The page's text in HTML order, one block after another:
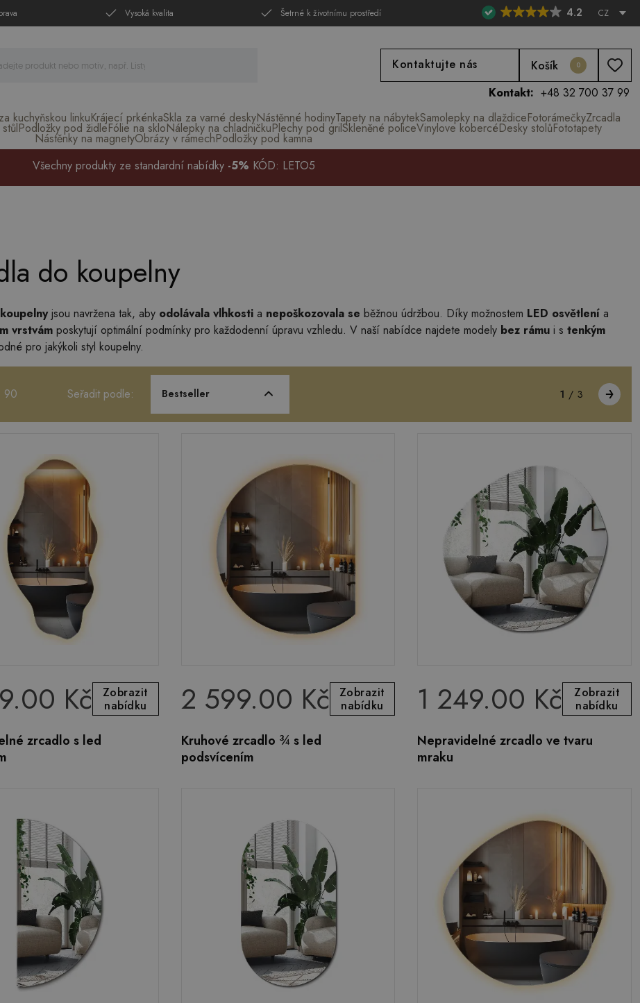
Vysoká kvalita Šetrné k životnímu prostředí 4.2 CZ
Kontaktujte nás Košík 0
Kontakt: +48 32 700 37 99
kuchyňskou linkuKrájecí prkénkaSkla za varné deskyNástěnné hodinyTapety na nábytekSamolepky na dlaždiceFotorámečkyZrcadla
Podložky pod židleFólie na skloNálepky na chladničkuPlechy pod grilSkleněné policeVinylove kobercéDesky stolůFototapety
Nástěnky na magnetyObrázy v rámechPodložky pod kamna
Všechny produkty ze standardní nabídky -5% KÓD: LETO5
do koupelny
jsou navržena tak, aby odolávala vlhkosti a nepoškozovala se běžnou údržbou. Díky možnostem LED osvětlení a
vrstvám poskytují optimální podmínky pro každodenní úpravu vzhledu. V naší nabídce najdete modely bez rámu i s tenkým
pro jakýkoli styl koupelny.
90 Seřadit podle: Bestseller 1 / 3
Kč
Zobrazit
nabídku
zrcadlo s led
2 599.00 Kč
Zobrazit
nabídku
Kruhové zrcadlo ¾ s led
podsvícením
1 249.00 Kč
Zobrazit
nabídku
Nepravidelné zrcadlo ve tvaru
mraku